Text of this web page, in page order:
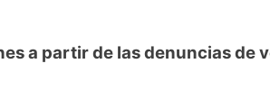
a partir de las denuncias de